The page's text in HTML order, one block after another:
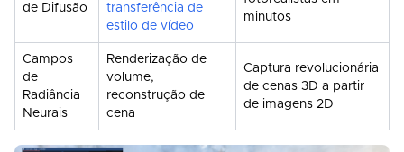
de Difusão
transferência de
estilo de vídeo
minutos
Campos
de
Radiância
Neurais
Renderização de
volume,
reconstrução de
cena
Captura revolucionária
de cenas 3D a partir
de imagens 2D